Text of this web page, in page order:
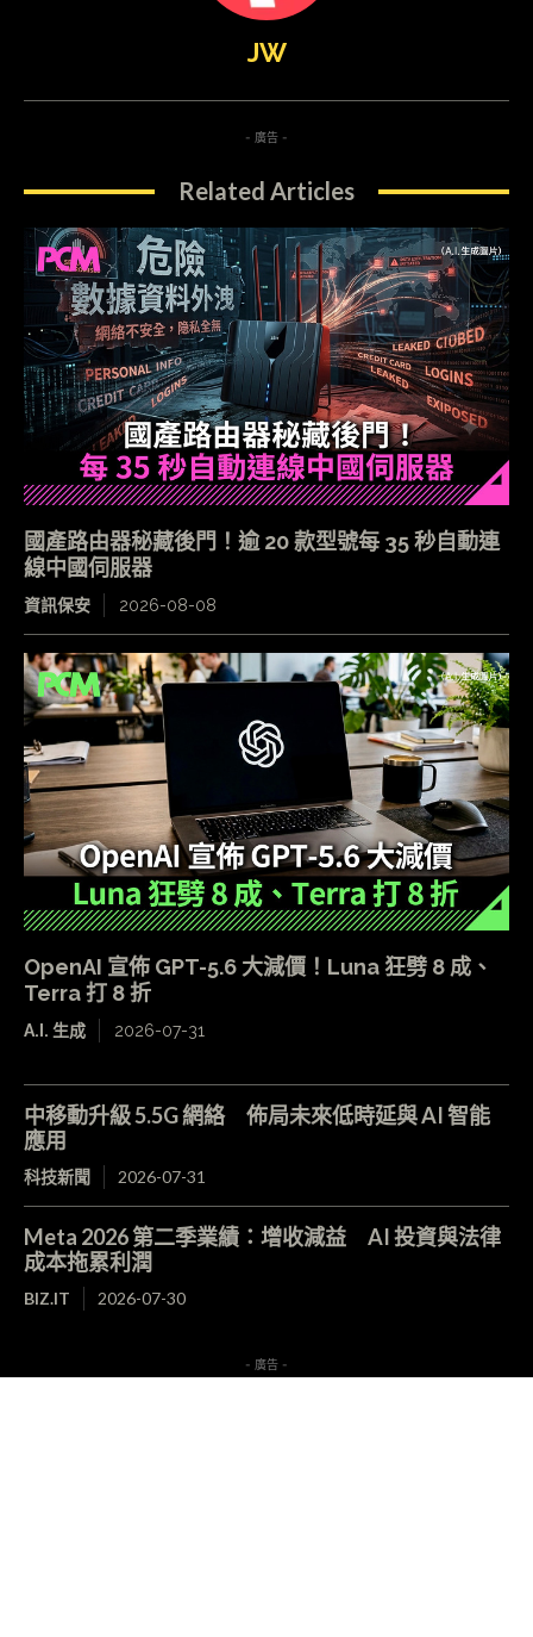
JW
- 廣告 -
Related Articles
國產路由器秘藏後門！逾 20 款型號每 35 秒自動連
線中國伺服器
資訊保安 2026-08-08
OpenAI 宣佈 GPT-5.6 大減價！Luna 狂劈 8 成、
Terra 打 8 折
A.I. 生成 2026-07-31
中移動升級 5.5G 網絡 佈局未來低時延與 AI 智能
應用
科技新聞 2026-07-31
Meta 2026 第二季業績：增收減益 AI 投資與法律
成本拖累利潤
BIZ.IT 2026-07-30
- 廣告 -